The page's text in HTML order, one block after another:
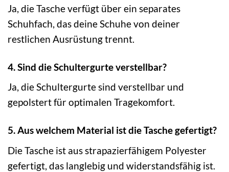
Ja, die Tasche verfügt über ein separates
Schuhfach, das deine Schuhe von deiner
restlichen Ausrüstung trennt.
4. Sind die Schultergurte verstellbar?
Ja, die Schultergurte sind verstellbar und
gepolstert für optimalen Tragekomfort.
5. Aus welchem Material ist die Tasche gefertigt?
Die Tasche ist aus strapazierfähigem Polyester
gefertigt, das langlebig und widerstandsfähig ist.